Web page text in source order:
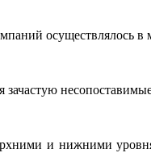
осуществлялось в
и нижними